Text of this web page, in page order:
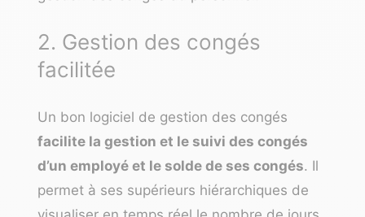
2. Gestion des congés
facilitée
Un bon logiciel de gestion des congés
facilite la gestion et le suivi des congés
d’un employé et le solde de ses congés. Il
permet à ses supérieurs hiérarchiques de